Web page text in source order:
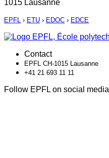
1015 Lausanne
EPFL › ETU › EDOC › EDCE
Contact
EPFL CH-1015 Lausanne
+41 21 693 11 11
Follow EPFL on social media